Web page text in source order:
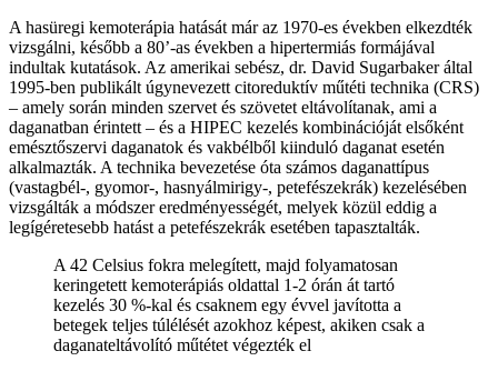
A hasüregi kemoterápia hatását már az 1970-es években elkezdték
vizsgálni, később a 80’-as években a hipertermiás formájával
indultak kutatások. Az amerikai sebész, dr. David Sugarbaker által
1995-ben publikált úgynevezett citoreduktív műtéti technika (CRS)
– amely során minden szervet és szövetet eltávolítanak, ami a
daganatban érintett – és a HIPEC kezelés kombinációját elsőként
emésztőszervi daganatok és vakbélből kiinduló daganat esetén
alkalmazták. A technika bevezetése óta számos daganattípus
(vastagbél-, gyomor-, hasnyálmirigy-, petefészekrák) kezelésében
vizsgálták a módszer eredményességét, melyek közül eddig a
legígéretesebb hatást a petefészekrák esetében tapasztalták.
A 42 Celsius fokra melegített, majd folyamatosan
keringetett kemoterápiás oldattal 1-2 órán át tartó
kezelés 30 %-kal és csaknem egy évvel javította a
betegek teljes túlélését azokhoz képest, akiken csak a
daganateltávolító műtétet végezték el